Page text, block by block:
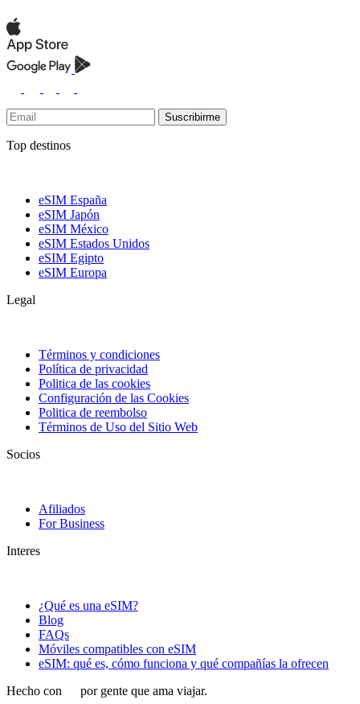
Suscribirme
Top destinos
eSIM España
eSIM Japón
eSIM México
eSIM Estados Unidos
eSIM Egipto
eSIM Europa
Legal
Términos y condiciones
Política de privacidad
Politica de las cookies
Configuración de las Cookies
Politica de reembolso
Términos de Uso del Sitio Web
Socios
Afiliados
For Business
Interes
¿Qué es una eSIM?
Blog
FAQs
Móviles compatibles con eSIM
eSIM: qué es, cómo funciona y qué compañías la ofrecen
Hecho con
por gente que ama viajar.